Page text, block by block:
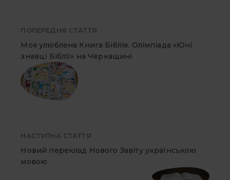
ПОПЕРЕДНЯ СТАТТЯ
Моя улюблена Книга Біблія. Олімпіада «Юні
знавці Біблії» на Черкащині
НАСТУПНА СТАТТЯ
Новий переклад Нового Завіту українською
мовою